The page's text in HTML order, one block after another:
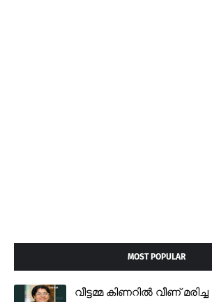
MOST POPULAR
വീട്ടമ്മ കിണറിൽ വീണ്